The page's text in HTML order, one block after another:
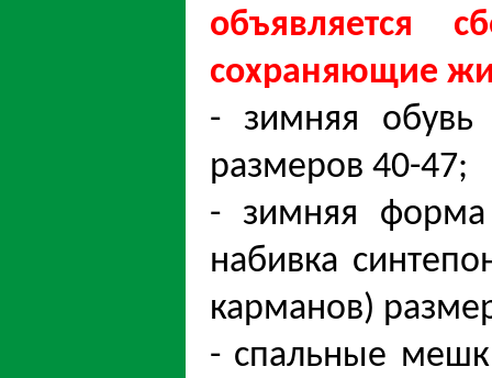
объявляется
сохраняющие
- зимняя
размеров 40-47;
- зимняя форма
набивка
карманов)
- спальные